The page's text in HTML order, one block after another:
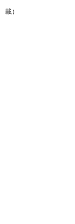
載）